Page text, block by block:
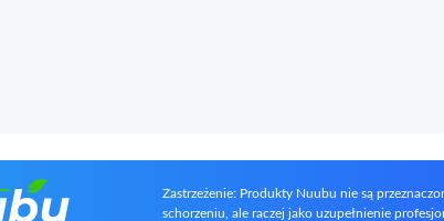
Zastrzeżenie: Produkty Nuubu nie są
schorzeniu, ale raczej jako uzupełnienie